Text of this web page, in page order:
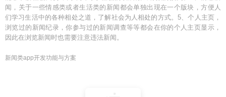
闻，关于一些情感类或者生活类的新闻都会单独出现在一个版块，方便人
们学习生活中的各种相处之道，了解社会为人相处的方式。5、个人主页，
浏览过的新闻纪录，你参与过的新闻调查等等都会在你的个人主页显示，
因此在浏览新闻时也需要注意违法新闻。
新闻类app开发功能与方案